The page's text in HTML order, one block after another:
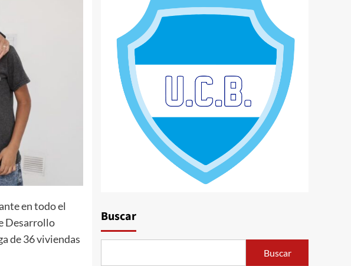
en todo el
Desarrollo
de 36 viviendas
Buscar
Buscar